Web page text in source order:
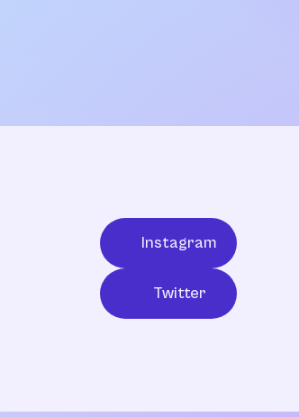
Instagram
Twitter